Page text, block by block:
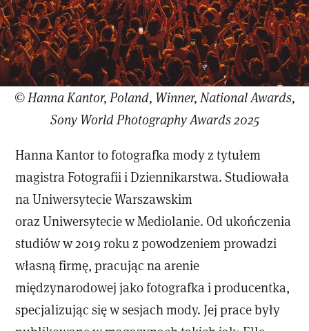
© Hanna Kantor, Poland, Winner, National Awards,
Sony World Photography Awards 2025
Hanna Kantor to fotografka mody z tytułem
magistra Fotografii i Dziennikarstwa. Studiowała
na Uniwersytecie Warszawskim
oraz Uniwersytecie w Mediolanie. Od ukończenia
studiów w 2019 roku z powodzeniem prowadzi
własną firmę, pracując na arenie
międzynarodowej jako fotografka i producentka,
specjalizując się w sesjach mody. Jej prace były